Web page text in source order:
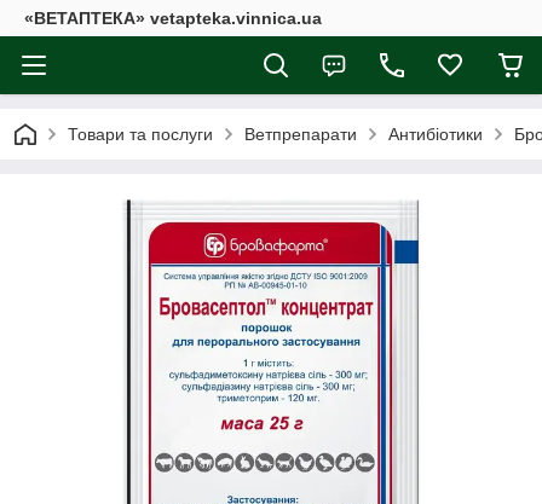
«ВЕТАПТЕКА» vetapteka.vinnica.ua
Товари та послуги Ветпрепарати Антибіотики